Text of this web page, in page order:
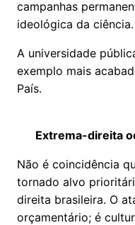
campanhas
ideológica da ciência.
A universidade
exemplo mais
País.
Extrema-direita
Não é coincidência
tornado alvo
direita brasileira. O
orçamentário; é